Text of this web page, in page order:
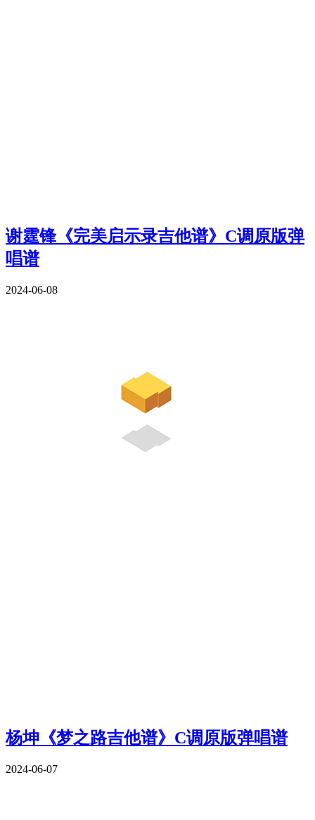
谢霆锋《完美启示录吉他谱》C调原版弹
唱谱
2024-06-08
杨坤《梦之路吉他谱》C调原版弹唱谱
2024-06-07